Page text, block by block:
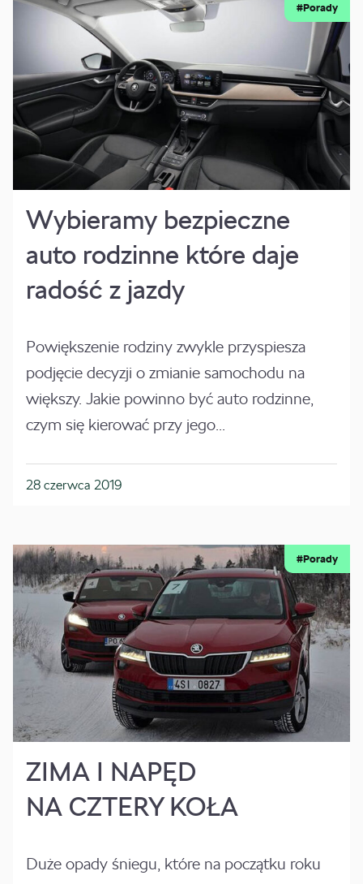
Wybieramy bezpieczne
auto rodzinne które daje
radość z jazdy
Powiększenie rodziny zwykle przyspiesza
podjęcie decyzji o zmianie samochodu na
większy. Jakie powinno być auto rodzinne,
czym się kierować przy jego...
28 czerwca 2019
#Porady
ZIMA I NAPĘD
NA CZTERY KOŁA
Duże opady śniegu, które na początku roku
#Porady